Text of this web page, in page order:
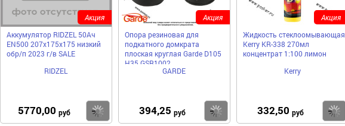
Аккумулятор RIDZEL 50Ач
EN500 207х175х175 низкий
обр/п 2023 г/в SALE
RIDZEL
5770,00 руб Купить
Акция
Опора резиновая для
подкатного домкрата
плоская круглая Garde D105
H35 GSR1002
GARDE
394,25 руб Купить
Акция
Жидкость стеклоомывающая
Kerry KR-338 270мл
концентрат 1:100 лимон
Kerry
332,50 руб
Акция